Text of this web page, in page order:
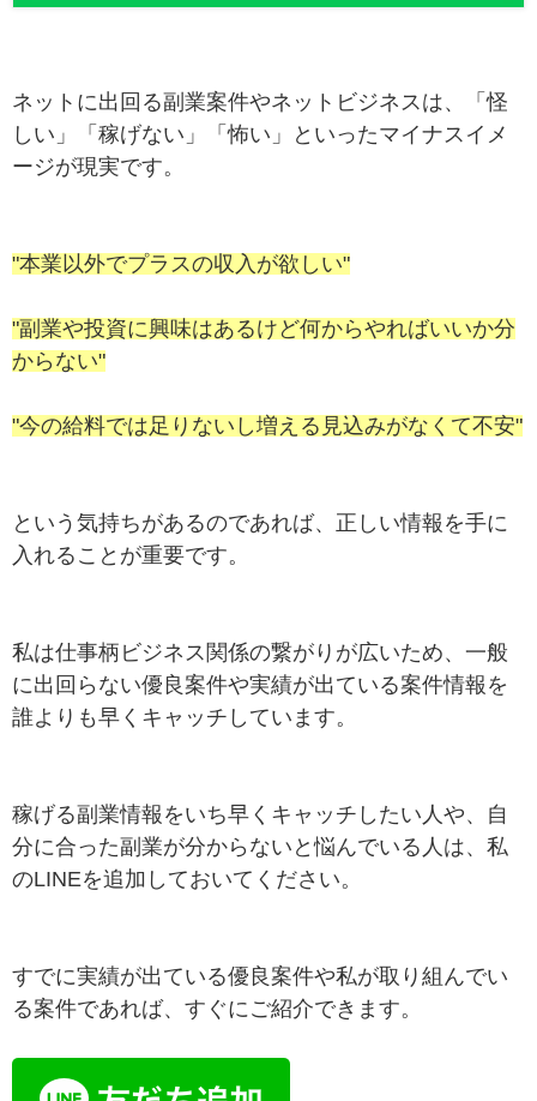
ネットに出回る副業案件やネットビジネスは、「怪
しい」「稼げない」「怖い」といったマイナスイメ
ージが現実です。
"本業以外でプラスの収入が欲しい"
"副業や投資に興味はあるけど何からやればいいか分
からない"
"今の給料では足りないし増える見込みがなくて不安"
という気持ちがあるのであれば、正しい情報を手に
入れることが重要です。
私は仕事柄ビジネス関係の繋がりが広いため、一般
に出回らない優良案件や実績が出ている案件情報を
誰よりも早くキャッチしています。
稼げる副業情報をいち早くキャッチしたい人や、自
分に合った副業が分からないと悩んでいる人は、私
のLINEを追加しておいてください。
すでに実績が出ている優良案件や私が取り組んでい
る案件であれば、すぐにご紹介できます。